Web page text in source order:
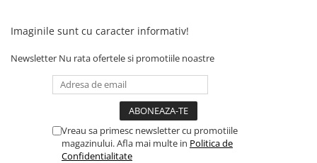
Acumulatori 36V
Acumulatori 48V
Cauciucuri
Cauciucuri Fat Bike
Controllere
Imaginile sunt cu caracter informativ!
Newsletter Nu rata ofertele si promotiile noastre
Vreau sa primesc newsletter cu promotiile
magazinului. Afla mai multe in Politica de
Confidentialitate